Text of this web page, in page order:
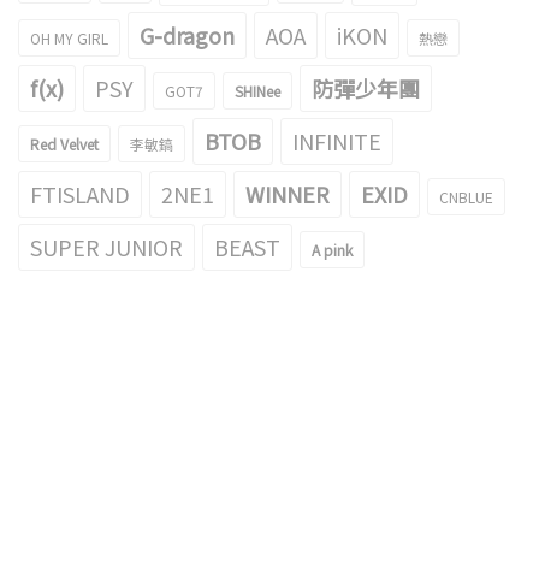
OH MY GIRL G-dragon AOA iKON 熱戀
f(x) PSY GOT7 SHINee 防彈少年團
Red Velvet 李敏鎬 BTOB
INFINITE
FTISLAND
2NE1 WINNER EXID CNBLUE
SUPER JUNIOR BEAST A pink